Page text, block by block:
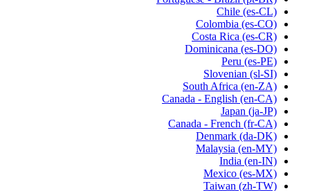
Chile (es-CL)
Colombia (es-CO)
Costa Rica (es-CR)
Dominicana (es-DO)
Peru (es-PE)
Slovenian (sl-SI)
South Africa (en-ZA)
Canada - English (en-CA)
Japan (ja-JP)
Canada - French (fr-CA)
Denmark (da-DK)
Malaysia (en-MY)
India (en-IN)
Mexico (es-MX)
Taiwan (zh-TW)